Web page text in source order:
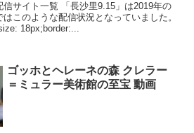
サイト一覧 「長沙里9.15」は2019年の
このような配信状況となっていました。
18px;border:...
ゴッホとヘレーネの森 クレラー
＝ミュラー美術館の至宝 動画